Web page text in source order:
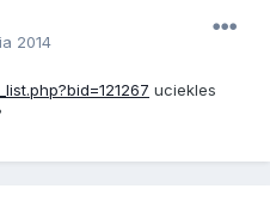
2014
uciekles